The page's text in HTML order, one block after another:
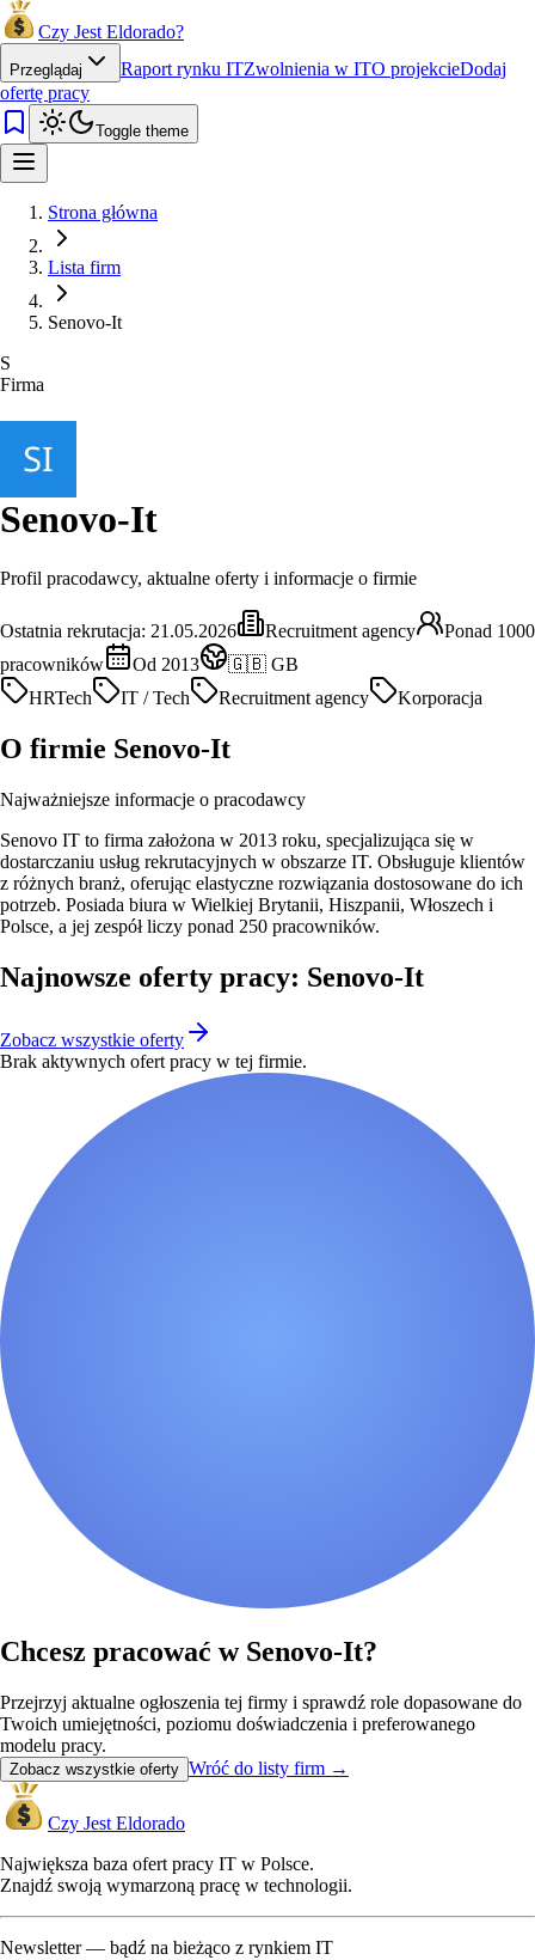
Czy Jest Eldorado?
Przeglądaj Raport rynku ITZwolnienia w ITO projekcieDodaj
ofertę pracy
Toggle theme
Strona główna
Lista firm
Senovo-It
S
Firma
Senovo-It
Profil pracodawcy, aktualne oferty i informacje o firmie
Ostatnia rekrutacja: 21.05.2026 Recruitment agency
Ponad 1000
pracowników
Od 2013
🇬🇧 GB
HRTech
IT / Tech Recruitment agency Korporacja
O firmie Senovo-It
Najważniejsze informacje o pracodawcy
Senovo IT to firma założona w 2013 roku, specjalizująca się w
dostarczaniu usług rekrutacyjnych w obszarze IT. Obsługuje klientów
z różnych branż, oferując elastyczne rozwiązania dostosowane do ich
potrzeb. Posiada biura w Wielkiej Brytanii, Hiszpanii, Włoszech i
Polsce, a jej zespół liczy ponad 250 pracowników.
Najnowsze oferty pracy: Senovo-It
Zobacz wszystkie oferty
Brak aktywnych ofert pracy w tej firmie.
Chcesz pracować w Senovo-It?
Przejrzyj aktualne ogłoszenia tej firmy i sprawdź role dopasowane do
Twoich umiejętności, poziomu doświadczenia i preferowanego
modelu pracy.
Zobacz wszystkie oferty Wróć do listy firm →
Czy Jest Eldorado
Największa baza ofert pracy IT w Polsce.
Znajdź swoją wymarzoną pracę w technologii.
Newsletter — bądź na bieżąco z rynkiem IT